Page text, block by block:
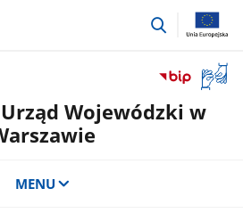
przejdź
okno
z
Wojewódzki w
MENU